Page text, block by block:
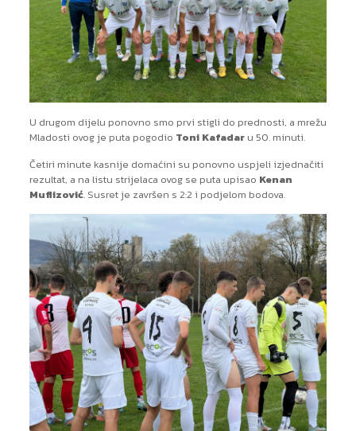
U drugom dijelu ponovno smo prvi stigli do prednosti, a mrežu
Mladosti ovog je puta pogodio Toni Kafadaru 50. minuti.
Četiri minute kasnije domaćini su ponovno uspjeli izjednačiti
rezultat, a na listu strijelaca ovog se puta upisao Kenan
Muflizović. Susret je završen s 2:2 i podjelom bodova.